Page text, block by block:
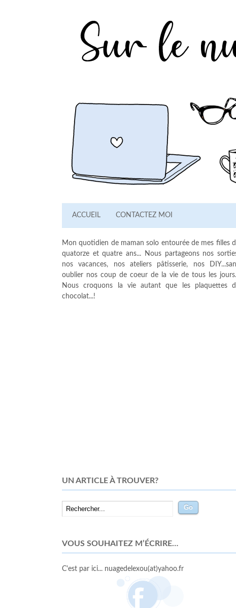
ACCUEIL CONTACTEZ MOI
Mon quotidien de maman solo entourée de mes filles
quatorze et quatre ans... Nous partageons nos
nos vacances, nos ateliers pâtisserie, nos
oublier nos coup de coeur de la vie de tous les
Nous croquons la vie autant que les plaquettes
chocolat...!
UN ARTICLE À TROUVER?
VOUS SOUHAITEZ M’ÉCRIRE…
C'est par ici... nuagedelexou(at)yahoo.fr